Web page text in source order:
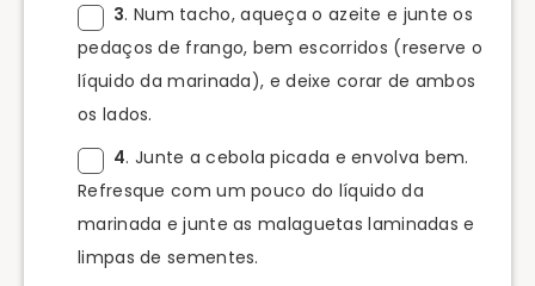
3. Num tacho, aqueça o azeite e junte os
pedaços de frango, bem escorridos (reserve o
líquido da marinada), e deixe corar de ambos
os lados.
4. Junte a cebola picada e envolva bem.
Refresque com um pouco do líquido da
marinada e junte as malaguetas laminadas e
limpas de sementes.